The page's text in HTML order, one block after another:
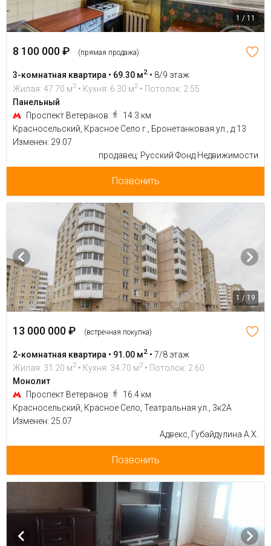
1 / 11
8 100 000 ₽ (прямая продажа)
3-комнатная квартира • 69.30 м2 • 8/9 этаж
Жилая: 47.70 м2 • Кухня: 6.30 м2 • Потолок: 2.55
Панельный
Проспект Ветеранов
14.3 км
Красносельский, Красное Село г., Бронетанковая ул., д 13
Изменен: 29.07
продавец: Русский Фонд Недвижимости
Позвонить
1 / 19
13 000 000 ₽ (встречная покупка)
2-комнатная квартира • 91.00 м2 • 7/8 этаж
Жилая: 31.20 м2 • Кухня: 34.70 м2 • Потолок: 2.60
Монолит
Проспект Ветеранов
16.4 км
Красносельский, Красное Село, Театральная ул., 3к2А
Изменен: 25.07
Адвекс, Губайдулина А.Х.
Позвонить